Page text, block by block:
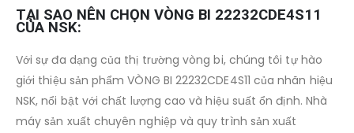
TẠI SAO NÊN CHỌN VÒNG BI 22232CDE4S11
CỦA NSK:
Với sự đa dạng của thị trường vòng bi, chúng tôi tự hào
giới thiệu sản phẩm VÒNG BI 22232CDE4S11 của nhãn hiệu
NSK, nổi bật với chất lượng cao và hiệu suất ổn định. Nhà
máy sản xuất chuyên nghiệp và quy trình sản xuất